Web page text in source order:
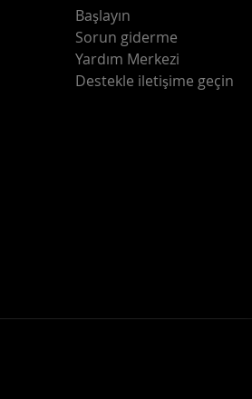
Başlayın
Sorun giderme
Yardım Merkezi
Destekle iletişime geçin